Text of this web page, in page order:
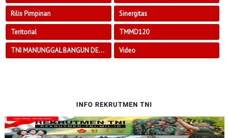
Rilis Pimpinan Sinergitas
Teritorial TMMD120
TNI MANUNGGAL BANGUN DESA Video
INFO REKRUTMEN TNI